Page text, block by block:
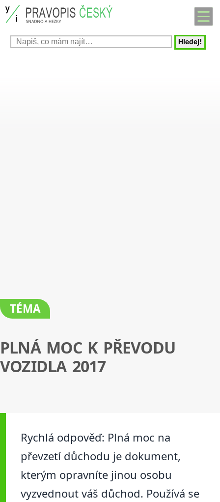
Hledej!
TÉMA
PLNÁ MOC K PŘEVODU
VOZIDLA 2017
Rychlá odpověď: Plná moc na
převzetí důchodu je dokument,
kterým opravníte jinou osobu
vyzvednout váš důchod. Používá se